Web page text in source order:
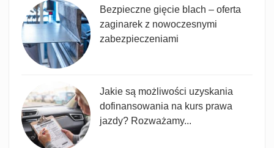
Bezpieczne gięcie blach – oferta
zaginarek z nowoczesnymi
zabezpieczeniami
Jakie są możliwości uzyskania
dofinansowania na kurs prawa
jazdy? Rozważamy...